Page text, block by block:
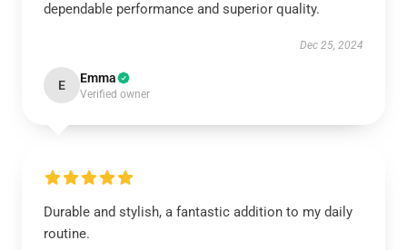
dependable performance and superior quality.
Dec 25, 2024
E Emma
Verified owner
Durable and stylish, a fantastic addition to my daily
routine.